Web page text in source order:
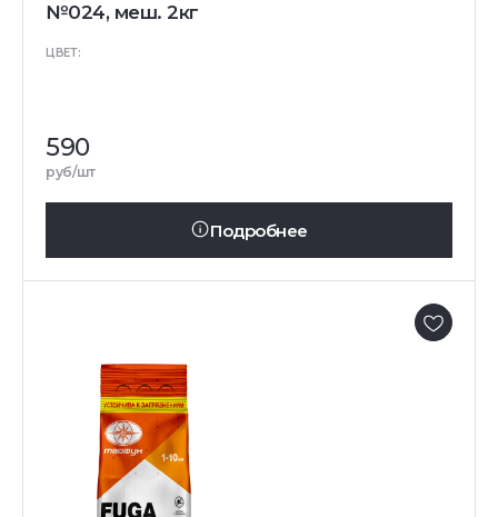
№024, меш. 2кг
ЦВЕТ:
590
руб/шт
Подробнее